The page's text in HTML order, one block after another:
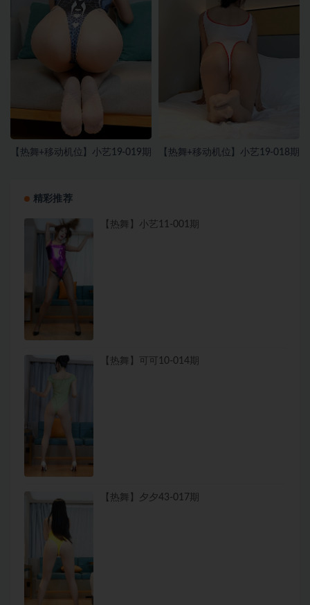
【热舞+移动机位】小艺19-019期 【热舞+移动机位】小艺19-018期
精彩推荐
【热舞】小艺11-001期
【热舞】可可10-014期
【热舞】夕夕43-017期